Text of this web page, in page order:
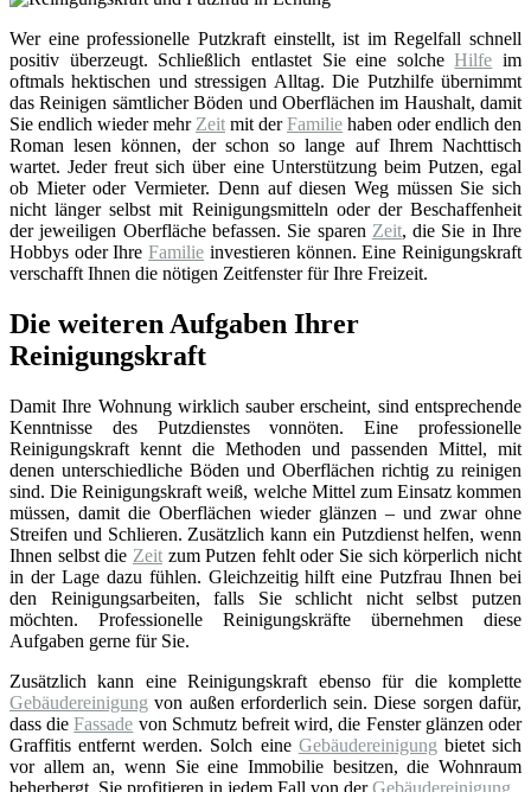
Wer eine professionelle Putzkraft einstellt, ist im Regelfall schnell
positiv überzeugt. Schließlich entlastet Sie eine solcheHilfe im
oftmals hektischen und stressigen Alltag. Die Putzhilfe übernimmt
das Reinigen sämtlicher Böden und Oberflächen im Haushalt, damit
Sie endlich wieder mehr Zeit mit derFamilie haben oder endlich den
Roman lesen können, der schon so lange auf Ihrem Nachttisch
wartet. Jeder freut sich über eine Unterstützung beim Putzen, egal
ob Mieter oder Vermieter. Denn auf diesen Weg müssen Sie sich
nicht länger selbst mit Reinigungsmitteln oder der Beschaffenheit
der jeweiligen Oberfläche befassen. Sie sparen Zeit, die Sie in Ihre
Hobbys oder IhreFamilie investieren können. Eine Reinigungskraft
verschafft Ihnen die nötigen Zeitfenster für Ihre Freizeit.
Die weiteren Aufgaben Ihrer
Reinigungskraft
Damit Ihre Wohnung wirklich sauber erscheint, sind entsprechende
Kenntnisse des Putzdienstes vonnöten. Eine professionelle
Reinigungskraft kennt die Methoden und passenden Mittel, mit
denen unterschiedliche Böden und Oberflächen richtig zu reinigen
sind. Die Reinigungskraft weiß, welche Mittel zum Einsatz kommen
müssen, damit die Oberflächen wieder glänzen – und zwar ohne
Streifen und Schlieren. Zusätzlich kann ein Putzdienst helfen, wenn
Ihnen selbst die Zeitzum Putzen fehlt oder Sie sich körperlich nicht
in der Lage dazu fühlen. Gleichzeitig hilft eine Putzfrau Ihnen bei
den Reinigungsarbeiten, falls Sie schlicht nicht selbst putzen
möchten. Professionelle Reinigungskräfte übernehmen diese
Aufgaben gerne für Sie.
Zusätzlich kann eine Reinigungskraft ebenso für die komplette
Gebäudereinigung von außen erforderlich sein. Diese sorgen dafür,
dass dieFassade von Schmutz befreit wird, die Fenster glänzen oder
Graffitis entfernt werden. Solch eine Gebäudereinigung bietet sich
vor allem an, wenn Sie eine Immobilie besitzen, die Wohnraum
beherbergt. Sie profitieren in jedem Fall von derGebäudereinigung.